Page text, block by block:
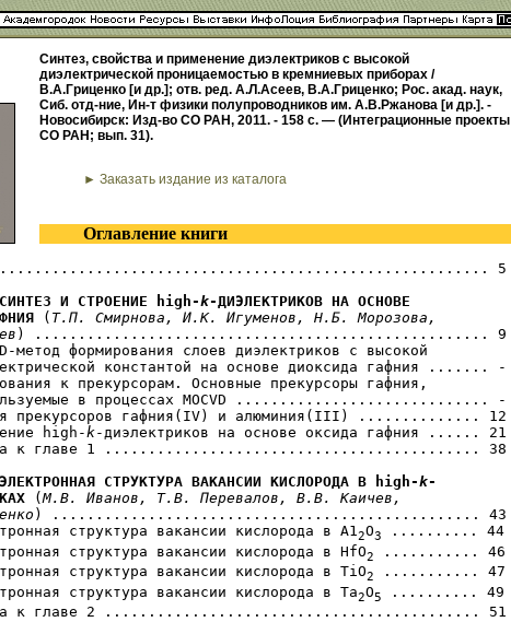
Синтез, свойства и применение диэлектриков с высокой
диэлектрической проницаемостью в кремниевых приборах /
В.А.Гриценко [и др.]; отв. ред. А.Л.Асеев, В.А.Гриценко; Рос. акад. наук,
Сиб. отд-ние, Ин-т физики полупроводников им. А.В.Ржанова [и др.]. -
Новосибирск: Изд-во СО РАН, 2011. - 158 с. — (Интеграционные проекты
СО РАН; вып. 31).
► Заказать издание из каталога
Оглавление книги
5
СИНТЕЗ И СТРОЕНИЕ high-k-ДИЭЛЕКТРИКОВ НА ОСНОВЕ
( Т.П. Смирнова, И.К. Игуменов, Н.Б. Морозова,
) .................................................... 9
метод формирования слоев диэлектриков с высокой
константой на основе диоксида гафния ....... -
к прекурсорам. Основные прекурсоры гафния,
в процессах MOCVD ............................. -
прекурсоров гафния(IV) и алюминия(III) .............. 12
high-k-диэлектриков на основе оксида гафния ...... 21
к главе 1 ........................................... 38
ЭЛЕКТРОННАЯ СТРУКТУРА ВАКАНСИИ КИСЛОРОДА В high-k-
(М.В. Иванов, Т.В. Перевалов, В.В. Каичев,
) ................................................. 43
структура вакансии кислорода в А12O3
.......... 44
структура вакансии кислорода в НfО2
........... 46
структура вакансии кислорода в ТiО2
........... 47
структура вакансии кислорода в Та2О5
.......... 49
к главе 2 ........................................... 51